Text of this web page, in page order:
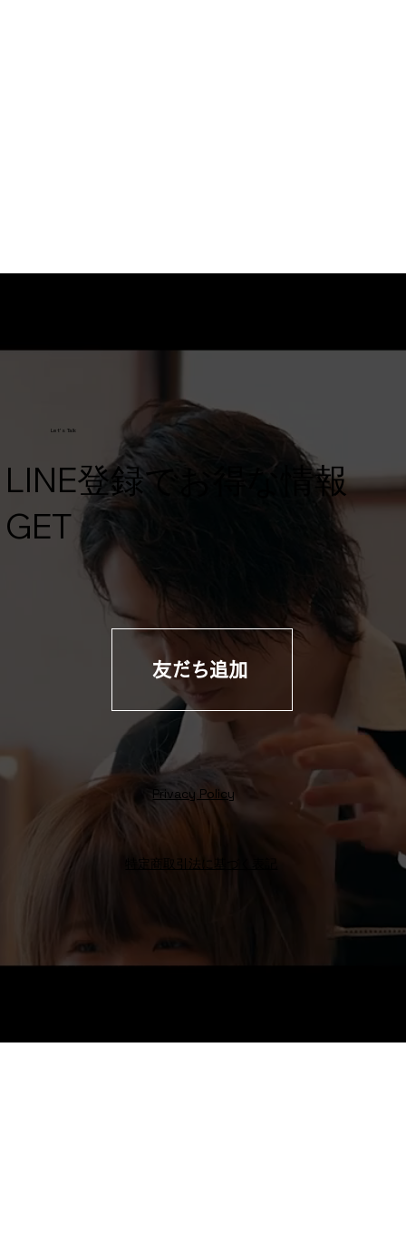
Privacy Policy
Let's Talk
​LINE登録でお得な情報
GET
友だち追加
特定商取引法に基づく表記